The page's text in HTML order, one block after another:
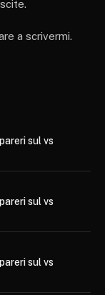
a scrivermi.
sul vs
sul vs
sul vs